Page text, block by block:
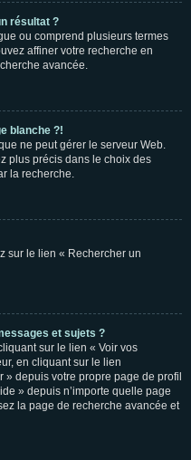
résultat ?
ou comprend plusieurs termes
affiner votre recherche en
avancée.
blanche ?!
ne peut gérer le serveur Web.
plus précis dans le choix des
la recherche.
sur le lien « Rechercher un
et sujets ?
sur le lien « Voir vos
en cliquant sur le lien
» depuis votre propre page de profil
» depuis n’importe quelle page
la page de recherche avancée et